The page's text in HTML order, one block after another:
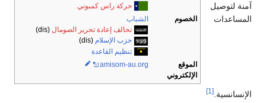
حركة راس كمبوني
الخصوم
الشباب
تحالف إعادة تحرير الصومال (dis)
حزب الإسلام (dis)
تنظيم القاعدة
الموقع
الإلكتروني
amisom-au.org
آمنة لتوصيل
المساعدات
الإنسانسية.[1]